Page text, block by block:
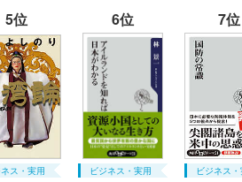
所有の自由を最優先し低負担低福祉
れる所謂保守派である。一方小さな
配や福祉的改革を求める動きが現れ
国家では保守は伝統的な宗教の教え
の中では国民側が変わらなければなら
5位
ス・実用
6位
ビジネス・実用
7位
ビジネス